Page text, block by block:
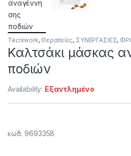
Tecniwork, Θεραπείες, ΣΥΝΕΡΓΑΣΙΕΣ,
Καλτσάκι μάσκας
ποδιών
Availability: Εξαντλημένο
κωδ. 9693358